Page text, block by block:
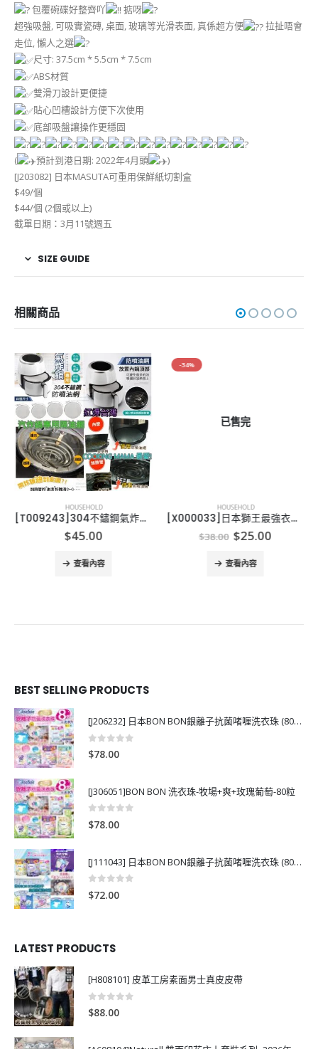
包覆碗碟好整齊吖
掂呀
超強吸盤, 可吸實瓷磚, 桌面, 玻璃等光滑表面, 真係超方便
拉扯唔會
走位, 懶人之選
尺寸: 37.5cm * 5.5cm * 7.5cm
ABS材質
雙滑刀設計更便捷
貼心凹槽設計方便下次使用
底部吸盤讓操作更穩固
( 預計到港日期: 2022年4月頭
)
[J203082] 日本MASUTA可重用保鮮紙切割盒
$49/個
$44/個 (2個或以上)
截單日期：3月11號週五
SIZE GUIDE
相關商品
HOUSEHOLD
[T009243]304不鏽鋼氣炸鍋專用防噴油網-19/21/23/25
$45.00
查看內容
-34%
已售完
HOUSEHOLD
[X000033]日本獅王最強衣類用漂白剤 本体 510ml
$38.00 Original
price
was:
$38.00.
$25.00Current
查看內容
BEST SELLING PRODUCTS
[J206232] 日本BON BON銀離子抗菌啫喱洗衣珠 (80粒)
0
$78.00
[J306051]BON BON 洗衣珠-牧場+爽+玫瑰葡萄-80粒
0
$78.00
[J111043] 日本BON BON銀離子抗菌啫喱洗衣珠 (80粒)
0
$72.00
LATEST PRODUCTS
[H808101] 皮革工房素面男士真皮皮帶
0 out of 5
$88.00